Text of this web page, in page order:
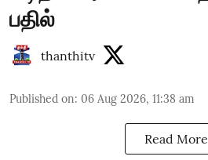
பதில்
thanthitv
Published on: 06 Aug 2026, 11:38 am
Read More